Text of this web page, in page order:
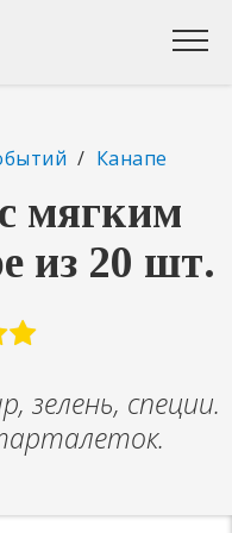
/ Канапе
мягким
из 20 шт.
зелень, специи.